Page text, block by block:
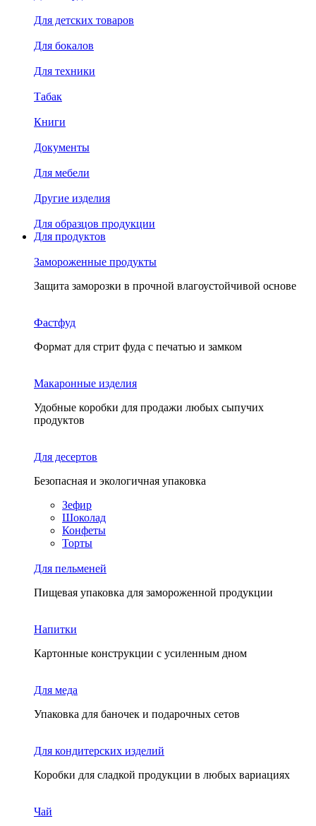
Для детских товаров
Для бокалов
Для техники
Табак
Книги
Документы
Для мебели
Другие изделия
Для образцов продукции
Для продуктов
Замороженные продукты
Защита заморозки в прочной влагоустойчивой основе
Фастфуд
Формат для стрит фуда с печатью и замком
Макаронные изделия
Удобные коробки для продажи любых сыпучих
продуктов
Для десертов
Безопасная и экологичная упаковка
Зефир
Шоколад
Конфеты
Торты
Для пельменей
Пищевая упаковка для замороженной продукции
Напитки
Картонные конструкции с усиленным дном
Для меда
Упаковка для баночек и подарочных сетов
Для кондитерских изделий
Коробки для сладкой продукции в любых вариациях
Чай